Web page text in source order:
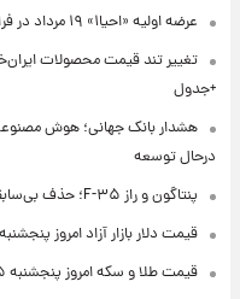
عرضه اولیه «احیا۱» ۱۹ مرداد در فرابورس
+جدول
هشدار بانک جهانی؛ هوش
درحال توسعه
پنتاگون و راز F-۳۵؛ حذف بی‌سابقه گزارش‌های عملکرد جنگنده‌های نسل پنجم
قیمت دلار بازار آزاد امروز پنجشنبه ۱۵ مرداد ۱۴۰۵ +جدول
قیمت طلا و سکه امروز پنجشنبه ۱۵ مرداد ۱۴۰۵